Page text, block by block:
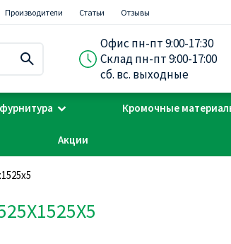
Производители Статьи Отзывы
Офис пн-пт 9:00-17:30
Склад пн-пт 9:00-17:00
сб. вс. выходные
Кромочные
Акции